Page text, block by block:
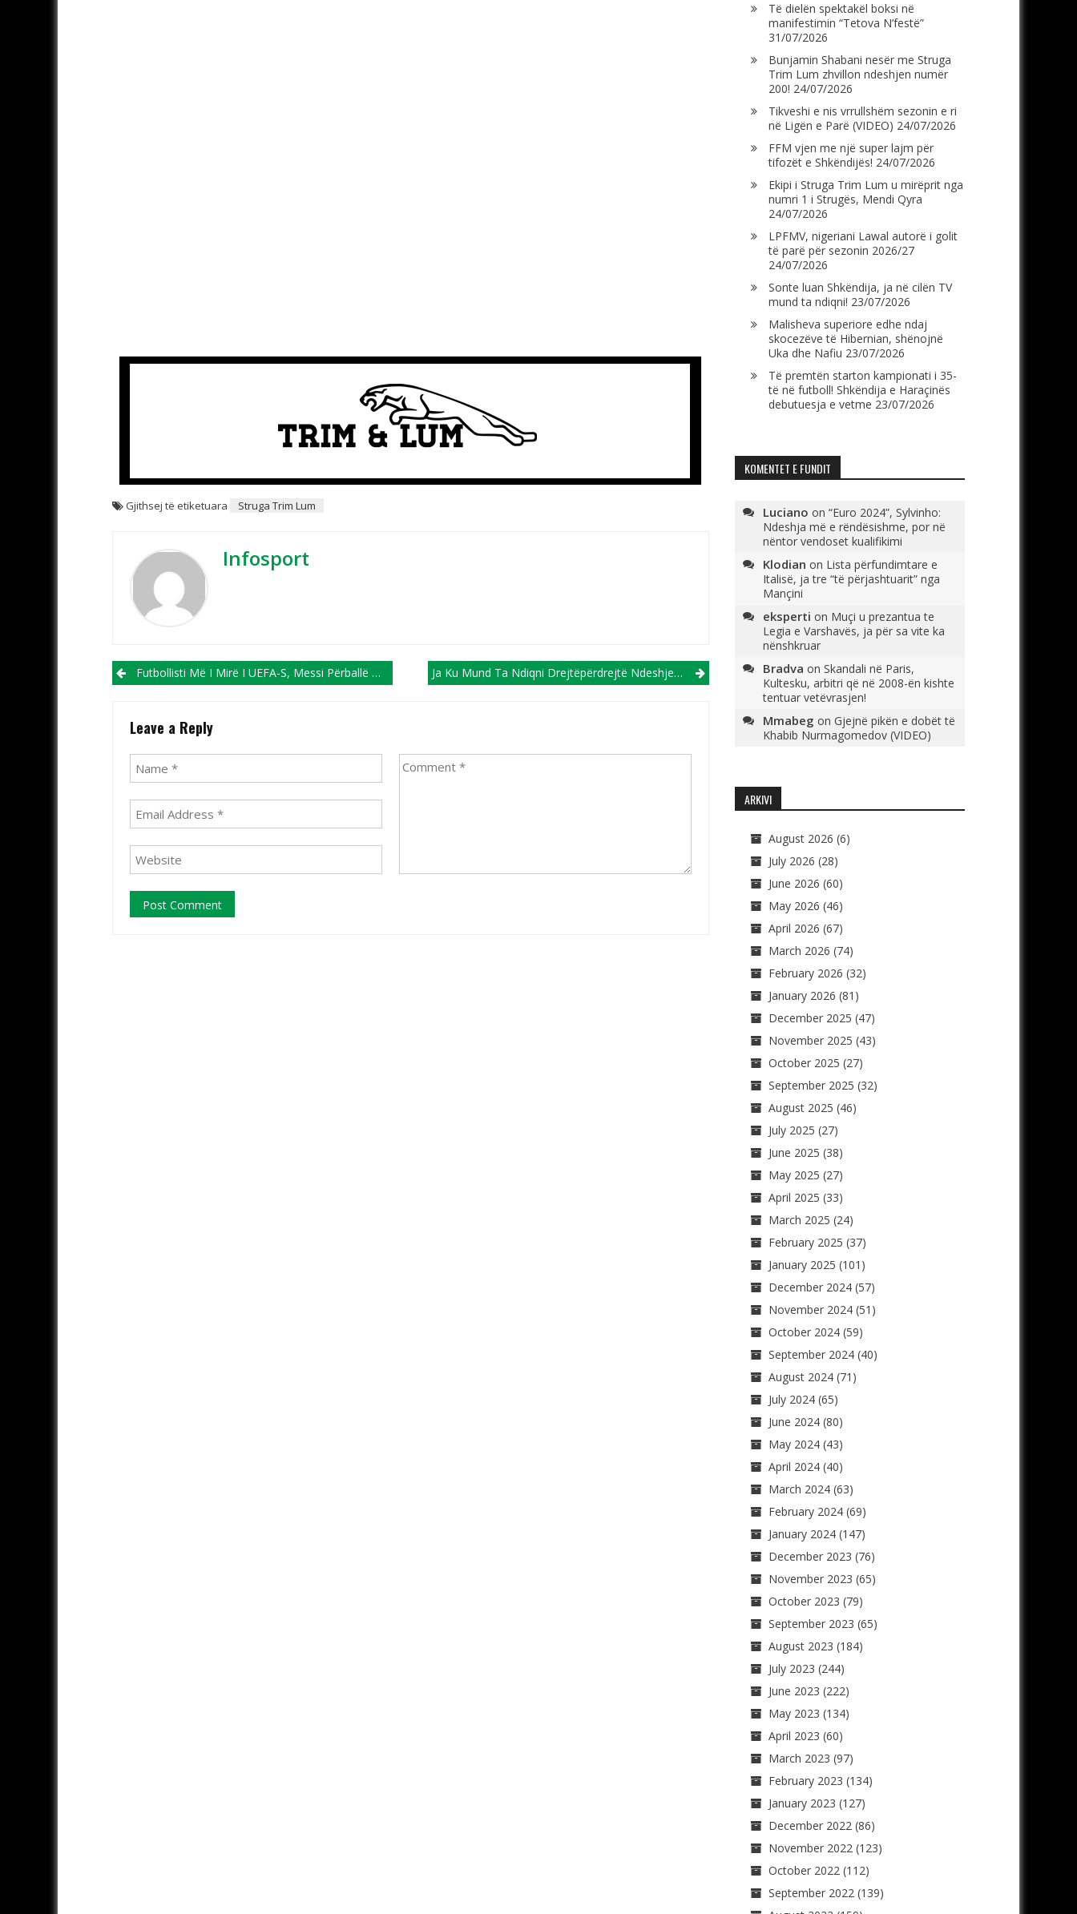
Gjithsej të etiketuara Struga Trim Lum
Infosport
Post navigation
Futbollisti Më I Mirë I UEFA-S, Messi Përballë Dyshes Së Sitit, Haland-Brujne Ja Ku Mund Ta Ndiqni Drejtëpërdrejtë Ndeshjen, Hesperange-Struga Trim Lum
Leave a Reply
Të dielën spektakël boksi në
manifestimin “Tetova N’festë”
31/07/2026
Bunjamin Shabani nesër me Struga
Trim Lum zhvillon ndeshjen numër
200! 24/07/2026
Tikveshi e nis vrrullshëm sezonin e ri
në Ligën e Parë (VIDEO) 24/07/2026
FFM vjen me një super lajm për
tifozët e Shkëndijës! 24/07/2026
Ekipi i Struga Trim Lum u mirëprit nga
numri 1 i Strugës, Mendi Qyra
24/07/2026
LPFMV, nigeriani Lawal autorë i golit
të parë për sezonin 2026/27
24/07/2026
Sonte luan Shkëndija, ja në cilën TV
mund ta ndiqni! 23/07/2026
Malisheva superiore edhe ndaj
skocezëve të Hibernian, shënojnë
Uka dhe Nafiu 23/07/2026
Të premtën starton kampionati i 35-
të në futboll! Shkëndija e Haraçinës
debutuesja e vetme 23/07/2026
KOMENTET E FUNDIT
Luciano on “Euro 2024”, Sylvinho:
Ndeshja më e rëndësishme, por në
nëntor vendoset kualifikimi
Klodian on Lista përfundimtare e
Italisë, ja tre “të përjashtuarit” nga
Mançini
eksperti on Muçi u prezantua te
Legia e Varshavës, ja për sa vite ka
nënshkruar
Bradva on Skandali në Paris,
Kultesku, arbitri që në 2008-ën kishte
tentuar vetëvrasjen!
Mmabeg on Gjejnë pikën e dobët të
Khabib Nurmagomedov (VIDEO)
ARKIVI
August 2026 (6)
July 2026 (28)
June 2026 (60)
May 2026 (46)
April 2026 (67)
March 2026 (74)
February 2026 (32)
January 2026 (81)
December 2025 (47)
November 2025 (43)
October 2025 (27)
September 2025 (32)
August 2025 (46)
July 2025 (27)
June 2025 (38)
May 2025 (27)
April 2025 (33)
March 2025 (24)
February 2025 (37)
January 2025 (101)
December 2024(57)
November 2024(51)
October 2024(59)
September 2024(40)
August 2024(71)
July 2024(65)
June 2024(80)
May 2024(43)
April 2024(40)
March 2024(63)
February 2024(69)
January 2024(147)
December 2023 (76)
November 2023 (65)
October 2023 (79)
September 2023 (65)
August 2023 (184)
July 2023 (244)
June 2023 (222)
May 2023 (134)
April 2023 (60)
March 2023 (97)
February 2023 (134)
January 2023 (127)
December 2022(86)
November 2022(123)
October 2022(112)
September 2022(139)